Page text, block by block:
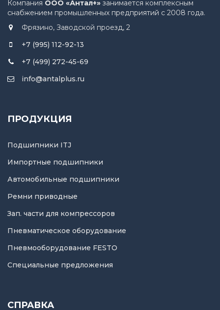
Компания ООО «Антал+» занимается комплексным
снабжением промышленных предприятий с 2008 года.
Фрязино, Заводской проезд, 2
+7 (995) 112-92-13
+7 (499) 272-45-69
info@antalplus.ru
ПРОДУКЦИЯ
Подшипники ITJ
Импортные подшипники
Автомобильные подшипники
Ремни приводные
Зап. части для компрессоров
Пневматическое оборудование
Пневмооборудование FESTO
Специальные предложения
СПРАВКА